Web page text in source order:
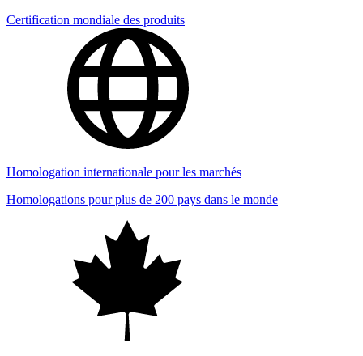
Certification mondiale des produits
Homologation internationale pour les marchés
Homologations pour plus de 200 pays dans le monde